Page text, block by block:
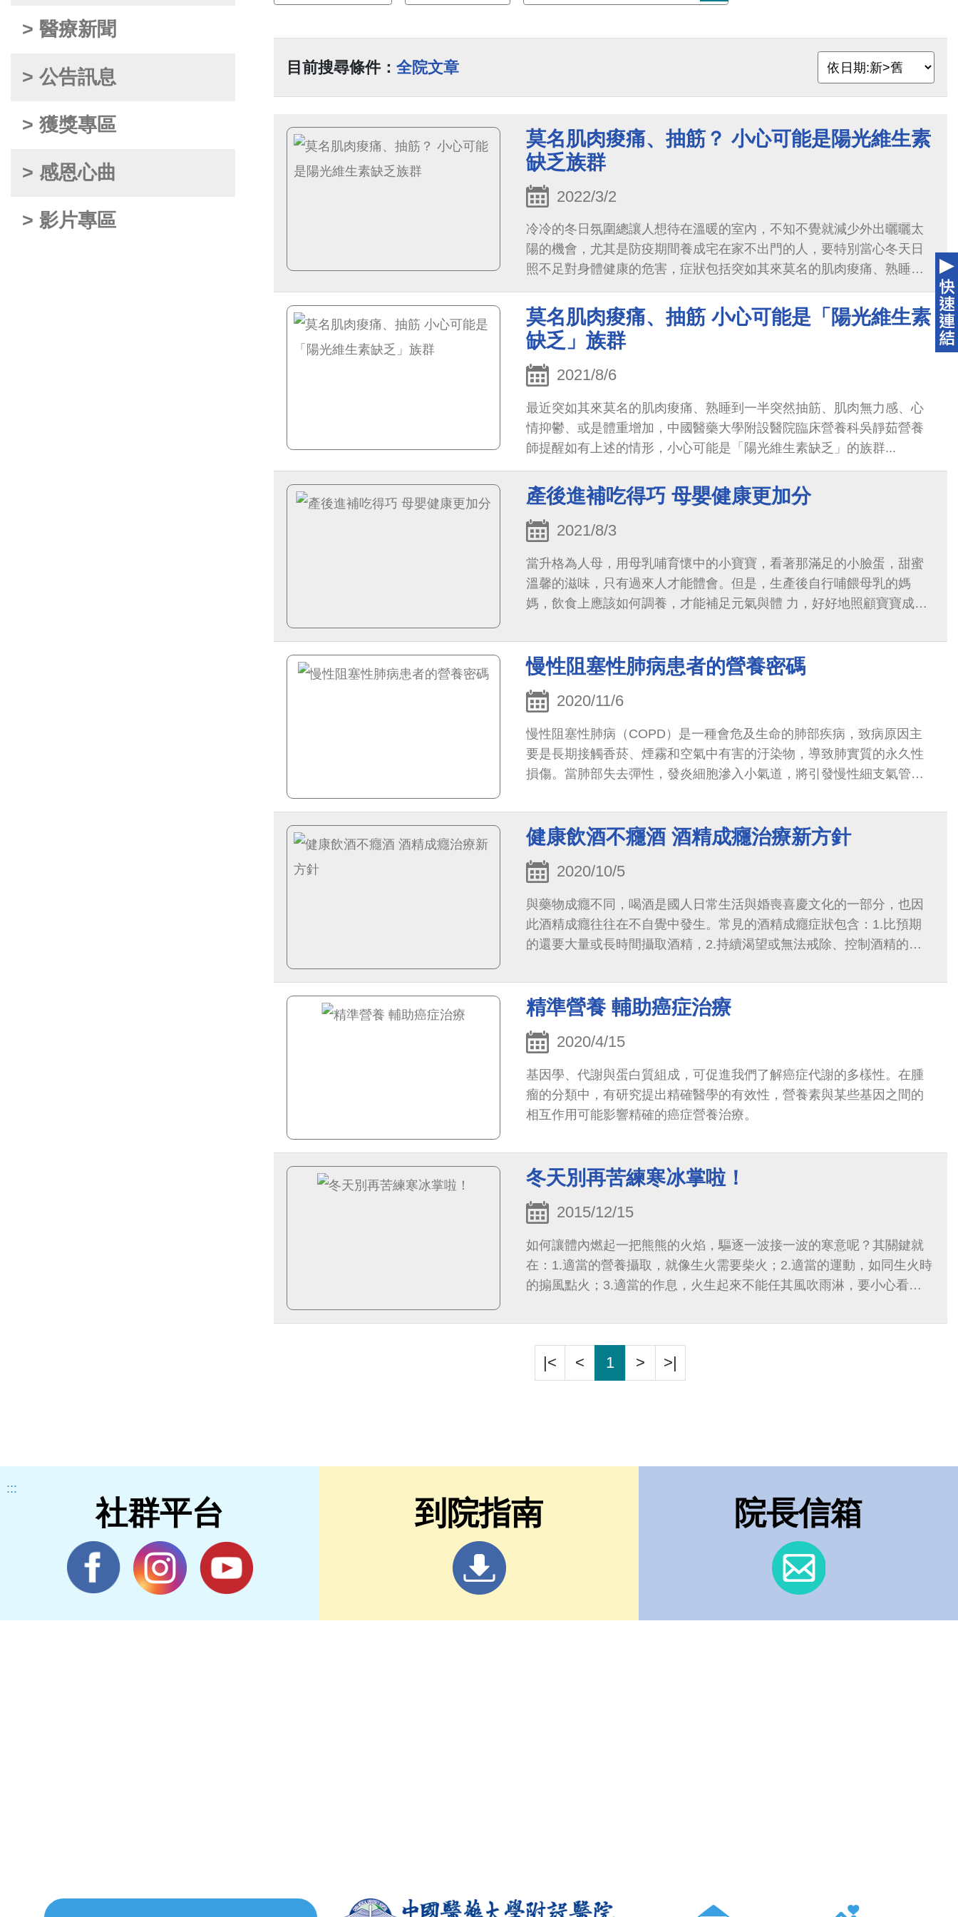
> 醫療新聞
> 公告訊息
> 獲獎專區
> 感恩心曲
> 影片專區
目前搜尋條件： 全院文章
莫名肌肉痠痛、抽筋？ 小心可能是陽光維生素
缺乏族群
2022/3/2
冷冷的冬日氛圍總讓人想待在溫暖的室內，不知不覺就減少外出曬曬太
陽的機會，尤其是防疫期間養成宅在家不出門的人，要特別當心冬天日
照不足對身體健康的危害，症狀包括突如其來莫名的肌肉痠痛、熟睡到
一半突然抽筋、肌肉無力感、心情抑鬱，或是體重增加。
莫名肌肉痠痛、抽筋 小心可能是「陽光維生素
缺乏」族群
2021/8/6
最近突如其來莫名的肌肉痠痛、熟睡到一半突然抽筋、肌肉無力感、心
情抑鬱、或是體重增加️，中國醫藥大學附設醫院臨床營養科吳靜茹營養
師提醒如有上述的情形，小心可能是「陽光維生素缺乏」的族群...
產後進補吃得巧 母嬰健康更加分
2021/8/3
當升格為人母，用母乳哺育懷中的小寶寶，看著那滿足的小臉蛋，甜蜜
溫馨的滋味，只有過來人才能體會。但是，生產後自行哺餵母乳的媽
媽，飲食上應該如何調養，才能補足元氣與體 力，好好地照顧寶寶成長
慢性阻塞性肺病患者的營養密碼
2020/11/6
慢性阻塞性肺病（COPD）是一種會危及生命的肺部疾病，致病原因主
要是長期接觸香菸、煙霧和空氣中有害的汙染物，導致肺實質的永久性
損傷。當肺部失去彈性，發炎細胞滲入小氣道，將引發慢性細支氣管
健康飲酒不癮酒 酒精成癮治療新方針
2020/10/5
與藥物成癮不同，喝酒是國人日常生活與婚喪喜慶文化的一部分，也因
此酒精成癮往往在不自覺中發生。常見的酒精成癮症狀包含：1.比預期
的還要大量或長時間攝取酒精，2.持續渴望或無法戒除、控制酒精的使
精準營養 輔助癌症治療
2020/4/15
基因學、代謝與蛋白質組成，可促進我們了解癌症代謝的多樣性。在腫
瘤的分類中，有研究提出精確醫學的有效性，營養素與某些基因之間的
相互作用可能影響精確的癌症營養治療。
冬天別再苦練寒冰掌啦！
2015/12/15
如何讓體內燃起一把熊熊的火焰，驅逐一波接一波的寒意呢？其關鍵就
在：1.適當的營養攝取，就像生火需要柴火；2.適當的運動，如同生火時
的搧風點火；3.適當的作息，火生起來不能任其風吹雨淋，要小心看顧
|< < 1 > >|
:::
社群平台 到院指南 院長信箱